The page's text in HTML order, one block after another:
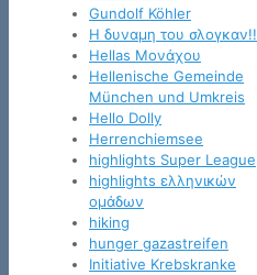
Gundolf Köhler
H δυναμη του σλογκαν!!
Hellas Μονάχου
Hellenische Gemeinde
München und Umkreis
Hello Dolly
Herrenchiemsee
highlights Super League
highlights ελληνικών
ομάδων
hiking
hunger gazastreifen
Initiative Krebskranke